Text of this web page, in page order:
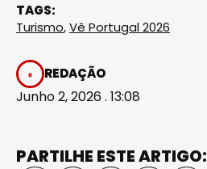
TAGS:
Turismo,Vê Portugal 2026
REDAÇÃO
Junho 2, 2026 . 13:08
PARTILHE ESTE ARTIGO: